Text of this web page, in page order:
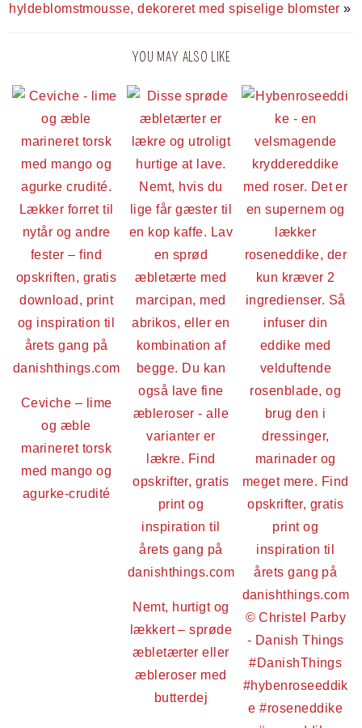
hyldeblomstmousse, dekoreret med spiselige blomster »
YOU MAY ALSO LIKE
Ceviche – lime
og æble
marineret torsk
med mango og
agurke-crudité
Nemt, hurtigt og
lækkert – sprøde
æbletærter eller
æbleroser med
butterdej